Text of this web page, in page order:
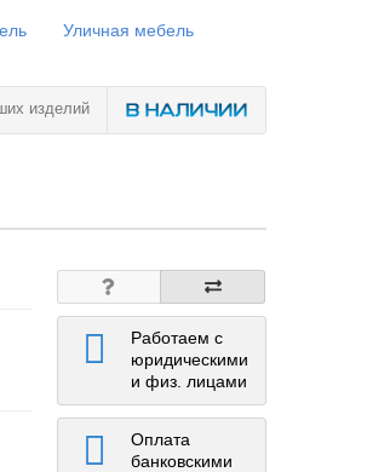
Уличная мебель
изделий
Работаем с
юридическими
и физ. лицами
Оплата
банковскими